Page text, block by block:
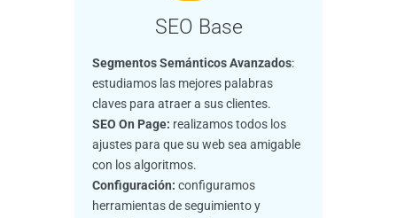
SEO Base
Segmentos Semánticos Avanzados:
estudiamos las mejores palabras
claves para atraer a sus clientes.
SEO On Page: realizamos todos los
ajustes para que su web sea amigable
con los algoritmos.
Configuración: configuramos
herramientas de seguimiento y